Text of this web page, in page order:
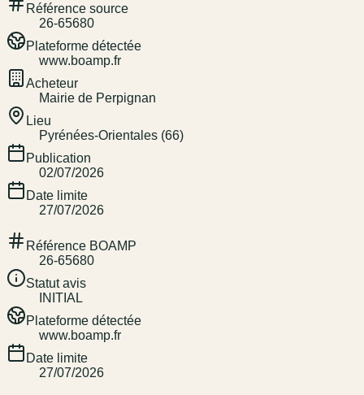
Référence source
26-65680
Plateforme détectée
www.boamp.fr
Acheteur
Mairie de Perpignan
Lieu
Pyrénées-Orientales (66)
Publication
02/07/2026
Date limite
27/07/2026
Référence BOAMP
26-65680
Statut avis
INITIAL
Plateforme détectée
www.boamp.fr
Date limite
27/07/2026